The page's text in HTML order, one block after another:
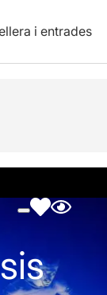
i entrades
i vídeos